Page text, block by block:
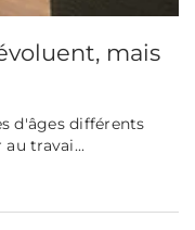
mais
d'âges différents
travai...